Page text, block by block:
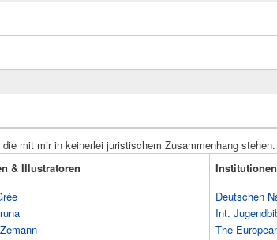
mit mir in keinerlei juristischem Zusammenhang stehen.
& Illustratoren
Deutschen
Int.
The